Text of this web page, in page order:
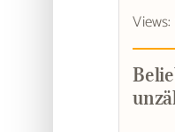
Views: